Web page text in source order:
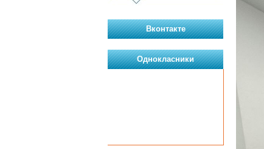
Вконтакте
Однокласники